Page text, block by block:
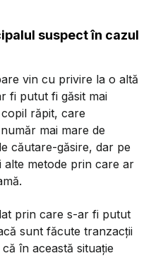
suspect în cazul
vin cu privire la o altă
fi putut fi găsit mai
răpit, care
mai mare de
căutare-găsire, dar pe
alte metode prin care ar
prin care s-ar fi putut
sunt făcute tranzacții
în această situație